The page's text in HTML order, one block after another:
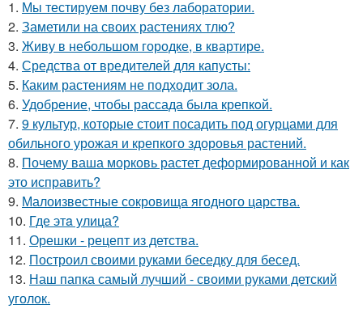
1. Мы тестируем почву без лаборатории.
2. Заметили на своих растениях тлю?
3. Живу в небольшом городке, в квартире.
4. Средства от вредителей для капусты:
5. Каким растениям не подходит зола.
6. Удобрение, чтобы рассада была крепкoй.
7. 9 культур, которые стоит посадить под огурцами для
обильного урожая и крепкого здоровья растений.
8. Почему ваша морковь растет деформированной и как
это исправить?
9. Малоизвестные сокровища ягодного царства.
10. Где этa улица?
11. Орешки - рецепт из детства.
12. Построил своими руками беседку для бесед.
13. Наш папка самый лучший - своими руками детский
уголок.